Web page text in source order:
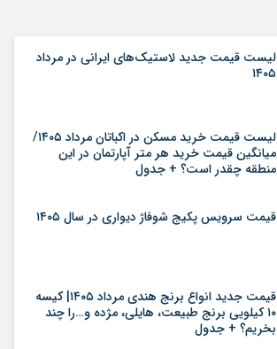
لیست قیمت جدید لاستیک‌های ایرانی در مرداد
۱۴۰۵
لیست قیمت خرید مسکن در اکباتان مرداد ۱۴۰۵/
میانگین قیمت خرید هر متر آپارتمان در این
منطقه چقدر است؟ + جدول
قیمت سرویس پکیج شوفاژ دیواری در سال ۱۴۰۵
قیمت جدید انواع برنج هندی مرداد ۱۴۰۵| کیسه
۱۰ کیلویی برنج طبیعت، هایلی، مژده و…را چند
بخریم؟ + جدول